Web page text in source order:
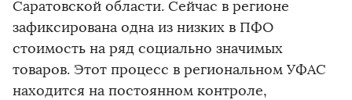
Саратовской области. Сейчас в регионе
зафиксирована одна из низких в ПФО
стоимость на ряд социально значимых
товаров. Этот процесс в региональном УФАС
находится на постоянном контроле,